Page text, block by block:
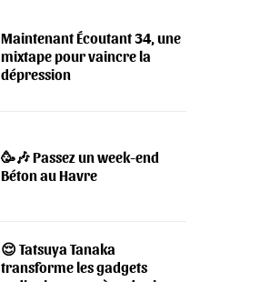
Maintenant Écoutant 34, une
mixtape pour vaincre la
dépression
🥳🎶 Passez un week-end
Béton au Havre
😌 Tatsuya Tanaka
transforme les gadgets